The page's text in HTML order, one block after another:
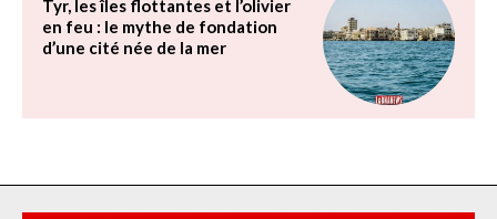
Tyr, les îles flottantes et l’olivier
en feu : le mythe de fondation
d’une cité née de la mer